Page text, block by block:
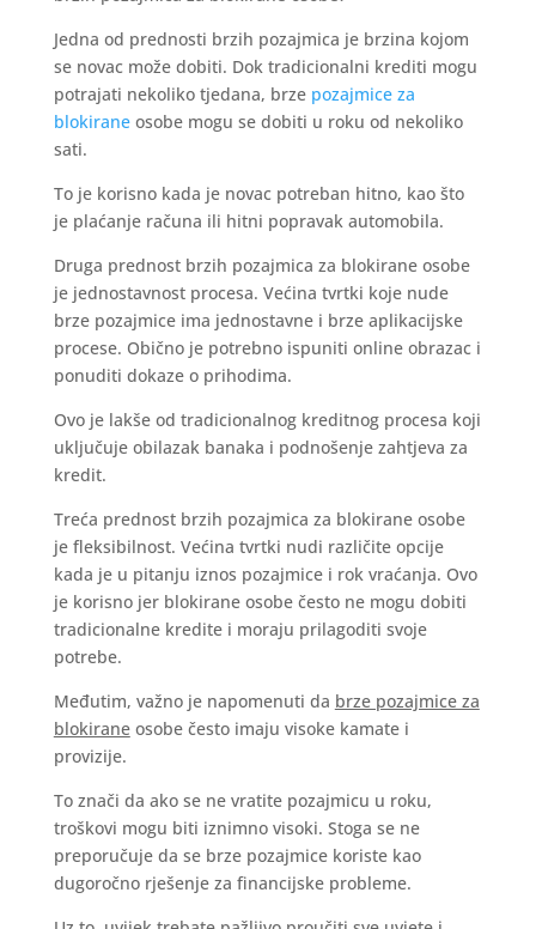
Jedna od prednosti brzih pozajmica je brzina kojom
se novac može dobiti. Dok tradicionalni krediti mogu
potrajati nekoliko tjedana, brze pozajmice za
blokiraneosobe mogu se dobiti u roku od nekoliko
sati.
To je korisno kada je novac potreban hitno, kao što
je plaćanje računa ili hitni popravak automobila.
Druga prednost brzih pozajmica za blokirane osobe
je jednostavnost procesa. Većina tvrtki koje nude
brze pozajmice ima jednostavne i brze aplikacijske
procese. Obično je potrebno ispuniti online obrazac i
ponuditi dokaze o prihodima.
Ovo je lakše od tradicionalnog kreditnog procesa koji
uključuje obilazak banaka i podnošenje zahtjeva za
kredit.
Treća prednost brzih pozajmica za blokirane osobe
je fleksibilnost. Većina tvrtki nudi različite opcije
kada je u pitanju iznos pozajmice i rok vraćanja. Ovo
je korisno jer blokirane osobe često ne mogu dobiti
tradicionalne kredite i moraju prilagoditi svoje
potrebe.
Međutim, važno je napomenuti da brze pozajmice za
blokiraneosobe često imaju visoke kamate i
provizije.
To znači da ako se ne vratite pozajmicu u roku,
troškovi mogu biti iznimno visoki. Stoga se ne
preporučuje da se brze pozajmice koriste kao
dugoročno rješenje za financijske probleme.